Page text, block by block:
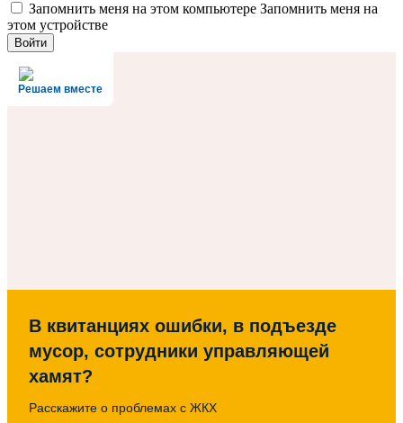
Запомнить меня на этом компьютере Запомнить меня на
этом устройстве
Решаем вместе
В квитанциях ошибки, в подъезде
мусор, сотрудники управляющей
хамят?
Расскажите о проблемах с ЖКХ